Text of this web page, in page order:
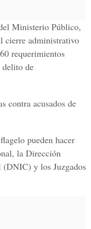
Ministerio Público,
cierre administrativo
requerimientos
delito de
contra acusados de
pueden hacer
la Dirección
y los Juzgados